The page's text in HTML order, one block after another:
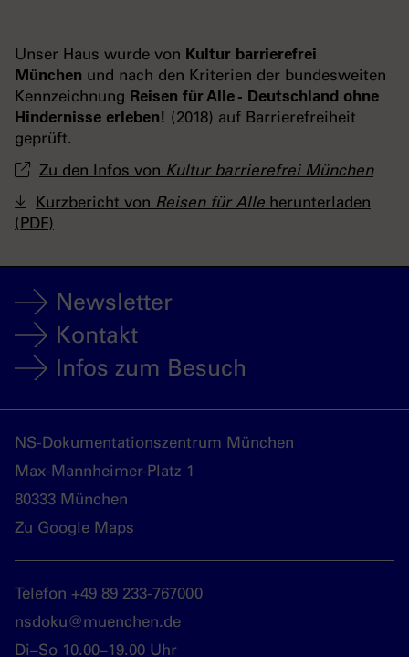
Unser Haus wurde von Kultur barrierefrei
München und nach den Kriterien der bundesweiten
Kennzeichnung Reisen für Alle - Deutschland ohne
Hindernisse erleben! (2018) auf Barrierefreiheit
geprüft.
Zu den Infos von Kultur barrierefrei München
Kurzbericht von Reisen für Alle herunterladen
(PDF)
Newsletter
Kontakt
Infos zum Besuch
NS-Dokumentationszentrum München
Max-Mannheimer-Platz 1
80333 München
Zu Google Maps
Telefon +49 89 233-767000
nsdoku@muenchen.de
Di–So 10.00–19.00 Uhr